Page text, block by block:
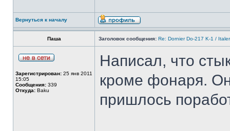
Вернуться к началу
Паша Заголовок сообщения: Re: Dornier Do-217 K-1 /
Зарегистрирован: 25 янв 2011
15:05
Сообщения: 339
Откуда: Baku
Написал, что
кроме фонаря.
пришлось